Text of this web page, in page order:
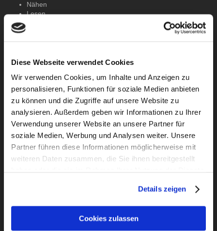
Diese Webseite verwendet Cookies
Wir verwenden Cookies, um Inhalte und Anzeigen zu
personalisieren, Funktionen für soziale Medien anbieten
zu können und die Zugriffe auf unsere Website zu
analysieren. Außerdem geben wir Informationen zu Ihrer
Verwendung unserer Website an unsere Partner für
soziale Medien, Werbung und Analysen weiter. Unsere
Partner führen diese Informationen möglicherweise mit
weiteren Daten zusammen, die Sie ihnen bereitgestellt
Details zeigen
Cookies zulassen
Nähen
Lesen
Persönliche Daten
Geburtsdatum / -ort:28.08.2003 in Freital
Staatsangehörigkeit:deutsch
Familienstand:
ledig
Führerschein:Klasse B
Schulabschluss & Ausbildung
ab 10/2023Duales Studium Medieninformatik
BA - Dresden und DDV Medien
Glückauf-Grundschule Freital